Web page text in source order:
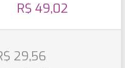
R$ 49,02
29,56